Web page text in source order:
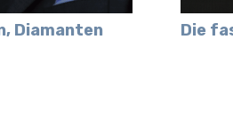
Diamanten
Die